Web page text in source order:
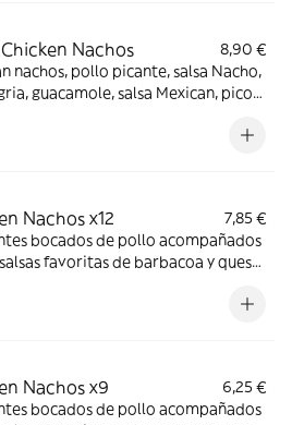
Nachos
8,90 €
nachos, pollo picante, salsa Nacho,
guacamole, salsa Mexican, pico
Nachos x12
7,85 €
bocados de pollo acompañados
favoritas de barbacoa y queso
Nachos x9
6,25 €
bocados de pollo acompañados